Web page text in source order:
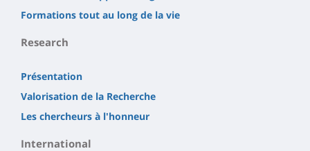
Formations tout au long de la vie
Research
Présentation
Valorisation de la Recherche
Les chercheurs à l'honneur
International